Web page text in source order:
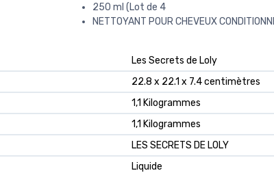
250 ml (Lot de 4
NETTOYANT POUR CHEVEUX
‎Les Secrets de Loly
‎22.8 x 22.1 x 7.4 centimètres
‎1,1 Kilogrammes
‎1,1 Kilogrammes
‎LES SECRETS DE LOLY
‎Liquide